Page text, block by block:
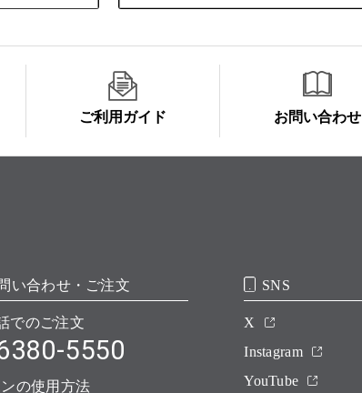
ご利用ガイド お問い合わせ
い合わせ・ご注文
でのご注文
5550
の使用方法
SNS
X
Instagram
YouTube